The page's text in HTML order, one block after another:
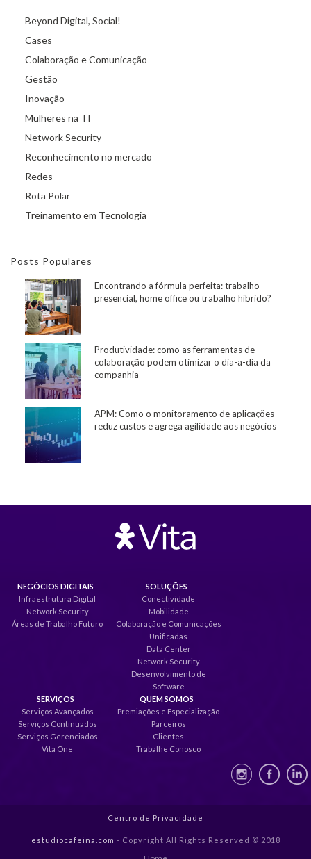
Beyond Digital, Social!
Cases
Colaboração e Comunicação
Gestão
Inovação
Mulheres na TI
Network Security
Reconhecimento no mercado
Redes
Rota Polar
Treinamento em Tecnologia
Posts Populares
Encontrando a fórmula perfeita: trabalho
presencial, home office ou trabalho híbrido?
Produtividade: como as ferramentas de
colaboração podem otimizar o dia-a-dia da
companhia
APM: Como o monitoramento de aplicações
reduz custos e agrega agilidade aos negócios
NEGÓCIOS DIGITAIS
Infraestrutura Digital
Network Security
Áreas de Trabalho Futuro
SOLUÇÕES
Conectividade
Mobilidade
Colaboração e Comunicações
Unificadas
Data Center
Network Security
Desenvolvimento de
Software
SERVIÇOS
Serviços Avançados
Serviços Continuados
Serviços Gerenciados
Vita One
QUEM SOMOS
Premiações e Especialização
Parceiros
Clientes
Trabalhe Conosco
Centro de Privacidade
estudiocafeina.com - Copyright All Rights Reserved © 2018